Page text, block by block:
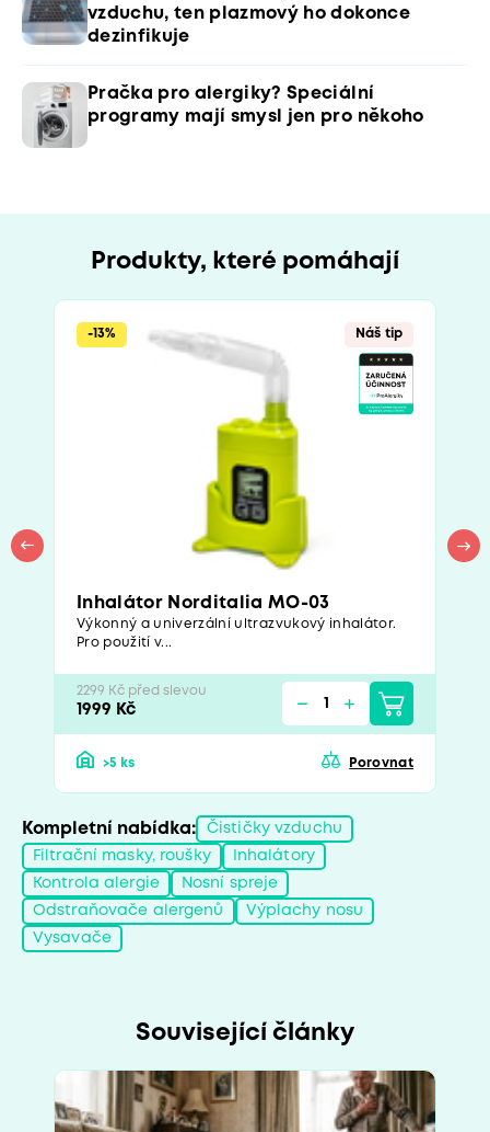
vzduchu, ten plazmový ho dokonce
dezinfikuje
Pračka pro alergiky? Speciální
programy mají smysl jen pro někoho
Produkty, které pomáhají
-13% Náš tip
Inhalátor Norditalia MO-03
Výkonný a univerzální ultrazvukový inhalátor.
Pro použití v...
2299 Kč před slevou
1999 Kč
>5 ks Porovnat
Kompletní nabídka: Čističky vzduchu
Filtrační masky, roušky Inhalátory
Kontrola alergie Nosní spreje
Odstraňovače alergenů Výplachy nosu
Vysavače
Související články